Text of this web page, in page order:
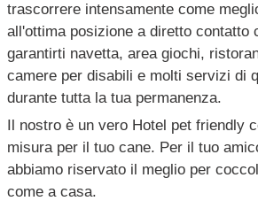
trascorrere intensamente come
all'ottima posizione a diretto contatto
garantirti navetta, area giochi,
camere per disabili e molti servizi di
durante tutta la tua permanenza.
Il nostro è un vero Hotel pet friendly
misura per il tuo cane. Per il tuo
abbiamo riservato il meglio per
come a casa.